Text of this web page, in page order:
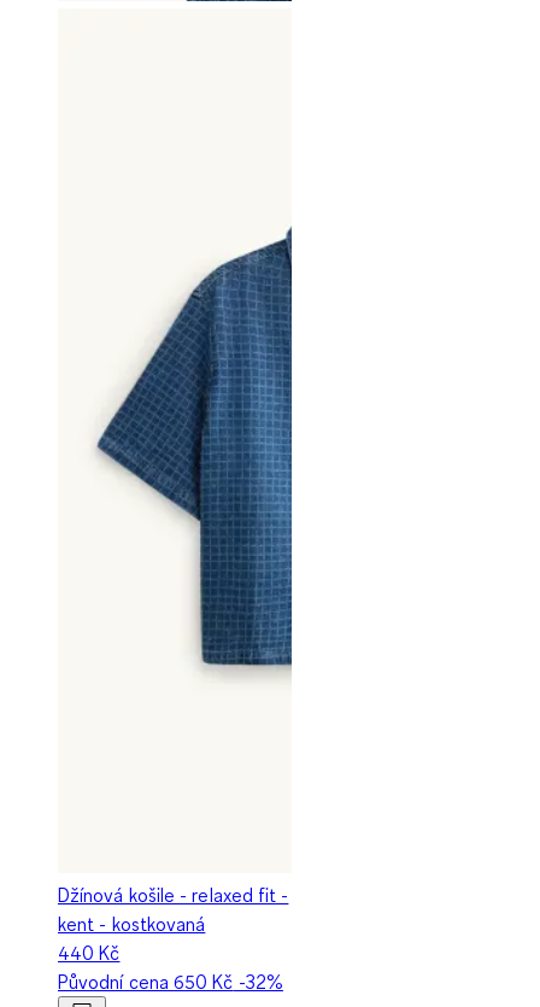
Džínová košile - relaxed fit -
kent - kostkovaná
440 Kč
Původní cena650 Kč -32%